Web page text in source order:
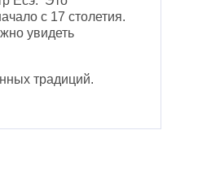
с 17 столетия.
увидеть
традиций.